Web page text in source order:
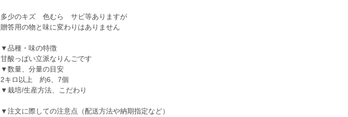
多少のキズ 色むら サビ等ありますが
贈答用の物と味に変わりはありません
▼品種・味の特徴
甘酸っぱい立派なりんごです
▼数量、分量の目安
2キロ以上 約6、7個
▼栽培/生産方法、こだわり
▼注文に際しての注意点（配送方法や納期指定など）